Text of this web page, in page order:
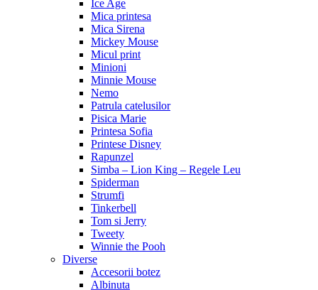
Ice Age
Mica printesa
Mica Sirena
Mickey Mouse
Micul print
Minioni
Minnie Mouse
Nemo
Patrula catelusilor
Pisica Marie
Printesa Sofia
Printese Disney
Rapunzel
Simba – Lion King – Regele Leu
Spiderman
Strumfi
Tinkerbell
Tom si Jerry
Tweety
Winnie the Pooh
Diverse
Accesorii botez
Albinuta